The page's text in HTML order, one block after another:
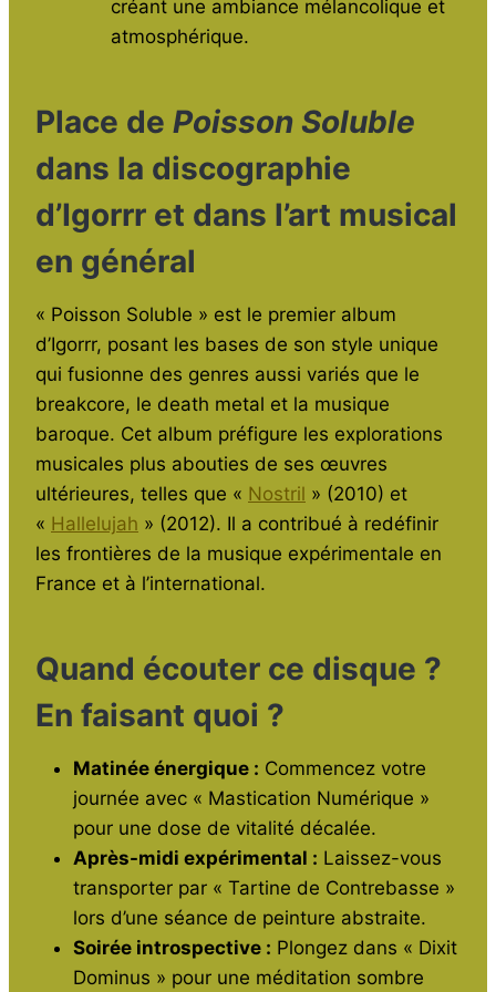
créant une ambiance mélancolique et
atmosphérique.
Place de Poisson Soluble
dans la discographie
d’Igorrr et dans l’art musical
en général
« Poisson Soluble » est le premier album
d’Igorrr, posant les bases de son style unique
qui fusionne des genres aussi variés que le
breakcore, le death metal et la musique
baroque. Cet album préfigure les explorations
musicales plus abouties de ses œuvres
ultérieures, telles que « Nostril » (2010) et
« Hallelujah » (2012). Il a contribué à redéfinir
les frontières de la musique expérimentale en
France et à l’international.
Quand écouter ce disque ?
En faisant quoi ?
Matinée énergique : Commencez votre
journée avec « Mastication Numérique »
pour une dose de vitalité décalée.
Après-midi expérimental : Laissez-vous
transporter par « Tartine de Contrebasse »
lors d’une séance de peinture abstraite.
Soirée introspective : Plongez dans « Dixit
Dominus » pour une méditation sombre